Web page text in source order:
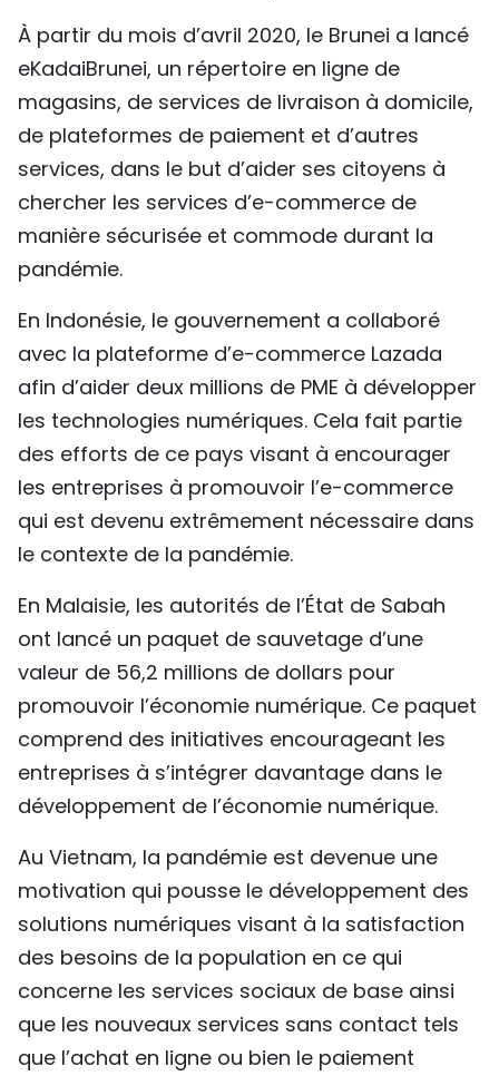
À partir du mois d’avril 2020, le Brunei a lancé
eKadaiBrunei, un répertoire en ligne de
magasins, de services de livraison à domicile,
de plateformes de paiement et d’autres
services, dans le but d’aider ses citoyens à
chercher les services d’e-commerce de
manière sécurisée et commode durant la
pandémie.
En Indonésie, le gouvernement a collaboré
avec la plateforme d’e-commerce Lazada
afin d’aider deux millions de PME à développer
les technologies numériques. Cela fait partie
des efforts de ce pays visant à encourager
les entreprises à promouvoir l’e-commerce
qui est devenu extrêmement nécessaire dans
le contexte de la pandémie.
En Malaisie, les autorités de l’État de Sabah
ont lancé un paquet de sauvetage d’une
valeur de 56,2 millions de dollars pour
promouvoir l’économie numérique. Ce paquet
comprend des initiatives encourageant les
entreprises à s’intégrer davantage dans le
développement de l’économie numérique.
Au Vietnam, la pandémie est devenue une
motivation qui pousse le développement des
solutions numériques visant à la satisfaction
des besoins de la population en ce qui
concerne les services sociaux de base ainsi
que les nouveaux services sans contact tels
que l’achat en ligne ou bien le paiement